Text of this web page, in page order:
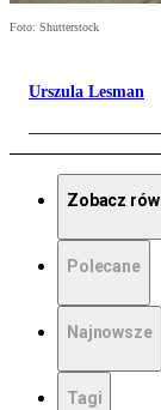
Foto: Shutterstock
Urszula Lesman
Zobacz
Polecane
Najnowsze
Tagi